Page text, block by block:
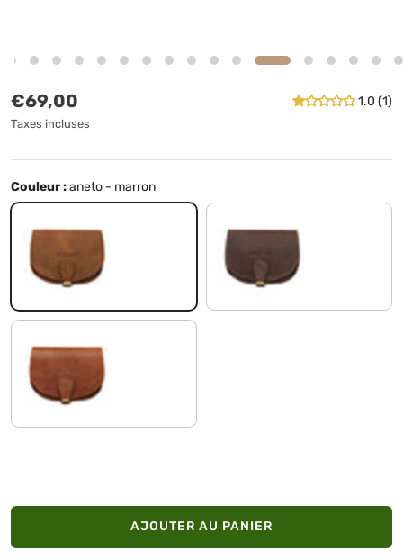
Prix habituel
€69,00
Taxes incluses
1.0 (1)
Couleur :aneto - marron
aneto - marron veleta - marron
andorra - marron
AJOUTER AU PANIER